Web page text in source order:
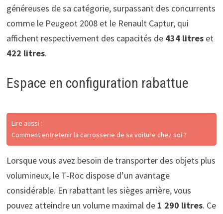
généreuses de sa catégorie, surpassant des concurrents
comme le Peugeot 2008 et le Renault Captur, qui
affichent respectivement des capacités de 434 litreset
422 litres.
Espace en configuration rabattue
Lire aussi :
Comment entretenir la carrosserie de sa voiture chez soi ?
Lorsque vous avez besoin de transporter des objets plus
volumineux, le T-Roc dispose d’un avantage
considérable. En rabattant les sièges arrière, vous
pouvez atteindre un volume maximal de 1 290 litres. Ce